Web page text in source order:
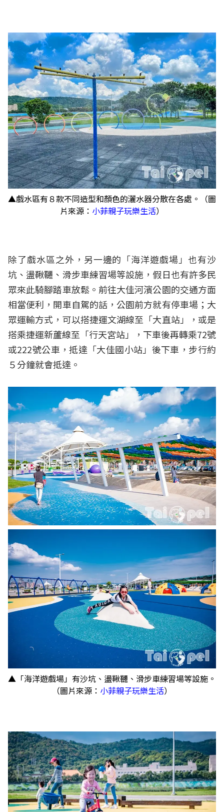
▲戲水區有８款不同造型和顏色的灑水器分散在各處。（圖
片來源： 小菲親子玩樂生活）
除了戲水區之外，另一邊的「海洋遊戲場」也有沙
坑、盪鞦韆、滑步車練習場等設施，假日也有許多民
眾來此騎腳踏車放鬆。前往大佳河濱公園的交通方面
相當便利，開車自駕的話，公園前方就有停車場；大
眾運輸方式，可以搭捷運文湖線至「大直站」，或是
搭乘捷運新蘆線至「行天宮站」，下車後再轉乘72號
或222號公車，抵達「大佳國小站」後下車，步行約
５分鐘就會抵達。
▲「海洋遊戲場」有沙坑、盪鞦韆、滑步車練習場等設施。
（圖片來源： 小菲親子玩樂生活）